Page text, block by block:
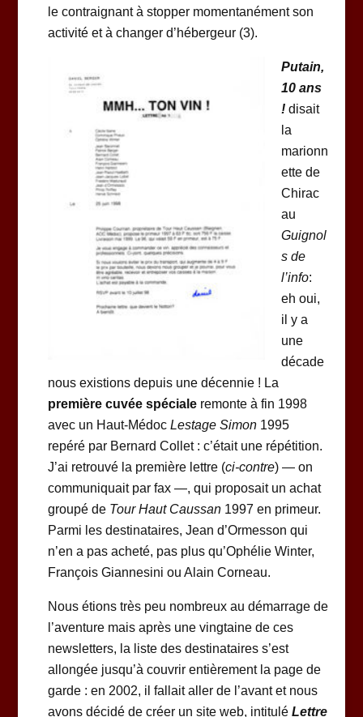
le contraignant à stopper momentanément son
activité et à changer d’hébergeur (3).
Putain,
10 ans
!disait
la
marionn
ette de
Chirac
au
Guignol
s de
l’info:
eh oui,
il y a
une
décade
nous existions depuis une décennie ! La
première cuvée spécialeremonte à fin 1998
avec un Haut-Médoc Lestage Simon1995
repéré par Bernard Collet : c’était une répétition.
J’ai retrouvé la première lettre (ci-contre) — on
communiquait par fax —, qui proposait un achat
groupé de Tour Haut Caussan1997 en primeur.
Parmi les destinataires, Jean d’Ormesson qui
n’en a pas acheté, pas plus qu’Ophélie Winter,
François Giannesini ou Alain Corneau.
Nous étions très peu nombreux au démarrage de
l’aventure mais après une vingtaine de ces
newsletters, la liste des destinataires s’est
allongée jusqu’à couvrir entièrement la page de
garde : en 2002, il fallait aller de l’avant et nous
avons décidé de créer un site web, intitulé Lettre